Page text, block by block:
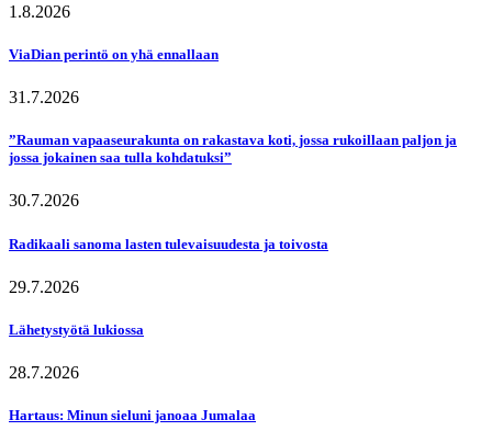
1.8.2026
ViaDian perintö on yhä ennallaan
31.7.2026
”Rauman vapaaseurakunta on rakastava koti, jossa rukoillaan paljon ja
jossa jokainen saa tulla kohdatuksi”
30.7.2026
Radikaali sanoma lasten tulevaisuudesta ja toivosta
29.7.2026
Lähetystyötä lukiossa
28.7.2026
Hartaus: Minun sieluni janoaa Jumalaa